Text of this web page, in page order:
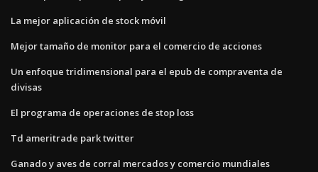
La mejor aplicación de stock móvil
Mejor tamaño de monitor para el comercio de acciones
Un enfoque tridimensional para el epub de compraventa de
divisas
El programa de operaciones de stop loss
Td ameritrade park twitter
Ganado y aves de corral mercados y comercio mundiales